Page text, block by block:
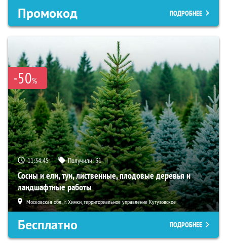
Промокод ПОДРОБНЕЕ
-50%
11:34:45 Получили:31
Сосны и ели, туи, лиственные, плодовые деревья и
ландшафтные работы
Московская обл., г. Химки, территориальное управление Кутузовское
Бесплатно ПОДРОБНЕЕ